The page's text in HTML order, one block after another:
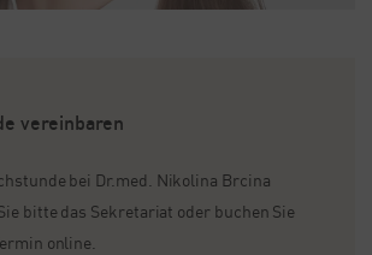
vereinbaren
bei Dr.med. Nikolina Brcina
bitte das Sekretariat oder buchen Sie
online.